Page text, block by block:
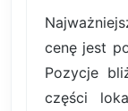
cenę jest
Pozycje
części